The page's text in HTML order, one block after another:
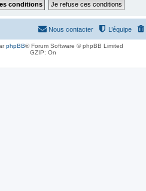
L’équipe
Nous contacter
phpBB® Forum Software © phpBB Limited
GZIP: On